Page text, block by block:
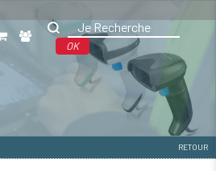
OK
RETOUR